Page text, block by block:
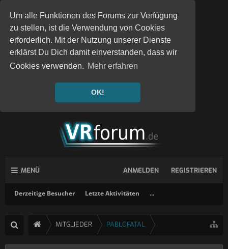
Um alle Funktionen des Forums zur Verfügung
zu stellen, ist die Verwendung von Cookies
erforderlich. Mit der Nutzung unserer Dienste
erklärst Du Dich damit einverstanden, dass wir
Cookies verwenden. Mehr erfahren
OK!
MENÜ
Derzeitige Besucher Letzte Aktivitäten ...
ANMELDEN REGISTRIEREN
MITGLIEDER PABLOFATAL